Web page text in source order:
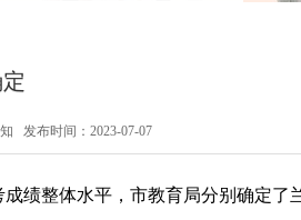
发布时间：2023-07-07
绩整体水平，市教育局分别确定了